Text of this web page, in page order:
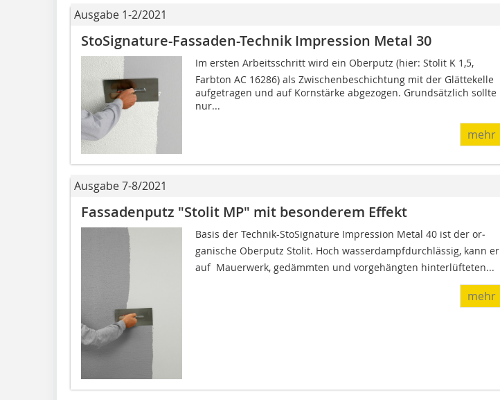
Ausgabe 1-2/2021
StoSignature-Fassaden-Technik Impression Metal 30
Im ersten Arbeitsschritt wird ein Oberputz (hier: Stolit K 1,5,
Farbton AC 16286) als Zwischenbeschichtung mit der Glättekelle
aufgetragen und auf Kornstärke abgezogen. Grundsätzlich sollte
nur...
mehr
Ausgabe 7-8/2021
Fassadenputz "Stolit MP" mit besonderem Effekt
Basis der Technik-StoSignature Impression Metal 40 ist der or­
ganische Oberputz Stolit. Hoch wasserdampfdurchlässig, kann er
auf Mauerwerk, gedämmten und vorgehängten hinterlüfteten...
mehr